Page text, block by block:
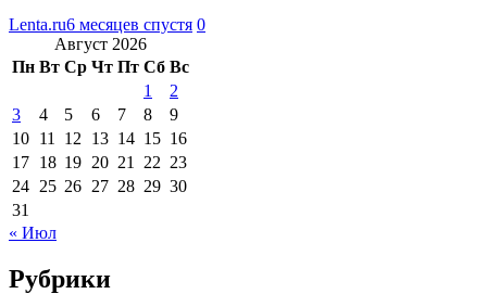
Lenta.ru6 месяцев спустя 0
Август 2026
Пн Вт Ср Чт Пт Сб Вс
1
2
3
4 5 6 7 8
9
10 11 12 13 14 15 16
17 18 19 20 21 22 23
24 25 26 27 28 29 30
31
« Июл
Рубрики